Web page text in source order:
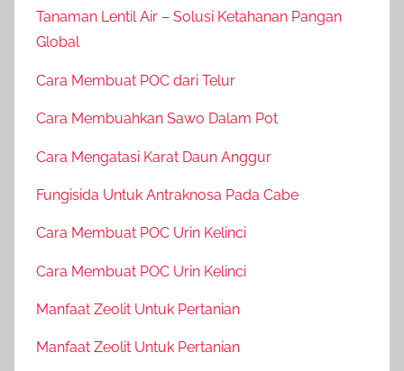
Tanaman Lentil Air – Solusi Ketahanan Pangan
Global
Cara Membuat POC dari Telur
Cara Membuahkan Sawo Dalam Pot
Cara Mengatasi Karat Daun Anggur
Fungisida Untuk Antraknosa Pada Cabe
Cara Membuat POC Urin Kelinci
Cara Membuat POC Urin Kelinci
Manfaat Zeolit Untuk Pertanian
Manfaat Zeolit Untuk Pertanian